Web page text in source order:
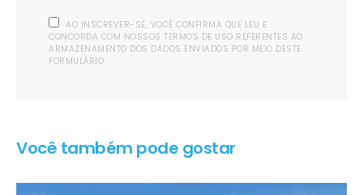
AO INSCREVER-SE, VOCÊ CONFIRMA QUE LEU E
CONCORDA COM NOSSOS TERMOS DE USO REFERENTES AO
ARMAZENAMENTO DOS DADOS ENVIADOS POR MEIO DESTE
FORMULÁRIO.
Você também pode gostar